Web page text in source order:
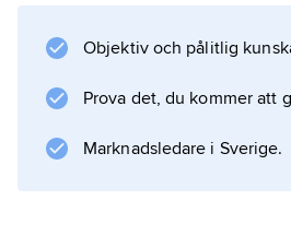
De vanligaste symtomen är
vitaminer
.
Objektiv och pålitlig
Prova det, du kommer att
Marknadsledare i Sverige.